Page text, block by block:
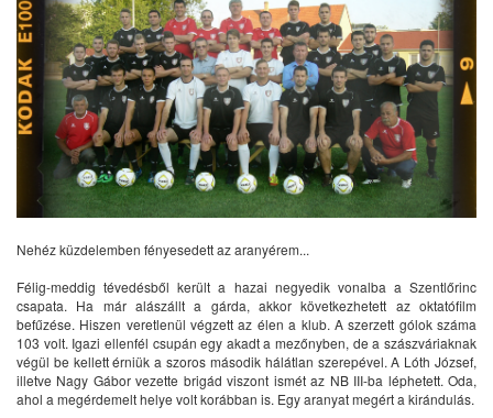
Nehéz küzdelemben fényesedett az aranyérem...
Félig-meddig tévedésből került a hazai negyedik vonalba a Szentlőrinc
csapata. Ha már alászállt a gárda, akkor következhetett az oktatófilm
befűzése. Hiszen veretlenül végzett az élen a klub. A szerzett gólok száma
103 volt. Igazi ellenfél csupán egy akadt a mezőnyben, de a szászváriaknak
végül be kellett érniük a szoros második hálátlan szerepével. A Lóth József,
illetve Nagy Gábor vezette brigád viszont ismét az NB III-ba léphetett. Oda,
ahol a megérdemelt helye volt korábban is. Egy aranyat megért a kirándulás.